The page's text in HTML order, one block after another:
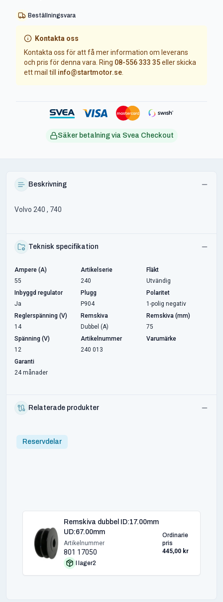
Beställningsvara
Kontakta oss
Kontakta oss för att få mer information om leverans
och pris för denna vara. Ring 08-556 333 35eller skicka
ett mail till
info@startmotor.se
Säker betalning via Svea Checkout
Beskrivning
Volvo 240 , 740
Teknisk specifikation
Ampere (A)
55
Artikelserie
240
Fläkt
Utvändig
Inbyggd regulator
Ja
Plugg
P904
Polaritet
1-polig negativ
Reglerspänning (V)
14
Remskiva
Dubbel (A)
Remskiva (mm)
75
Spänning (V)
12
Artikelnummer
240 013
Varumärke
Garanti
24 månader
Relaterade produkter
Reservdelar
Remskiva dubbel ID:17.00mm
UD:67.00mm
Artikelnummer
801 17050
I lager2
Ordinarie
pris
445,00 kr